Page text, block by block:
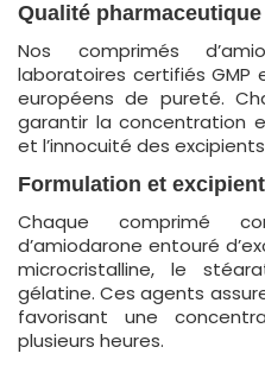
Qualité pharmaceutique
Nos comprimés
laboratoires certifiés
européens de pureté.
garantir la concentration
et l’innocuité des
Formulation et
Chaque comprimé
d’amiodarone entouré
microcristalline, le
gélatine. Ces agents
favorisant une
plusieurs heures.